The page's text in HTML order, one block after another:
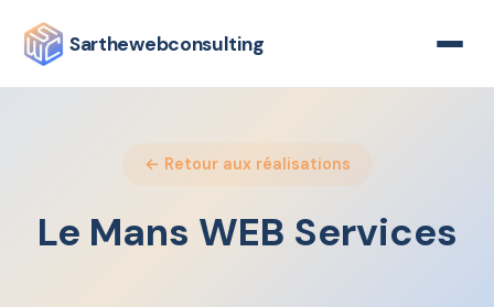
Sarthewebconsulting
← Retour aux réalisations
Le Mans WEB Services